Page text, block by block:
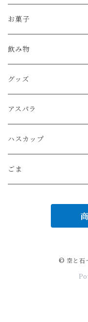
ゆめぴりか
ふっくりんこ
ななつぼし
とりめしセット
ゆめぴりか
ななつぼし
お菓子
飲み物
トマトジュース
コーヒー
グッズ
アスパラ
ハスカップ
ごま
© 空と石